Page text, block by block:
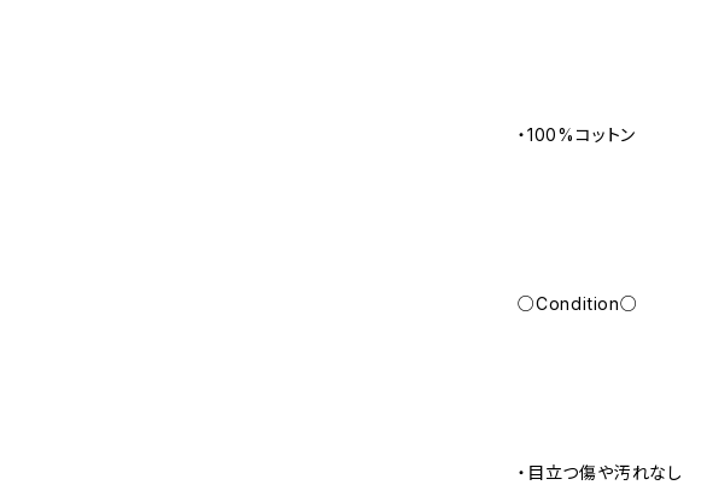
・100%コットン
○Condition○
・目立つ傷や汚れなし